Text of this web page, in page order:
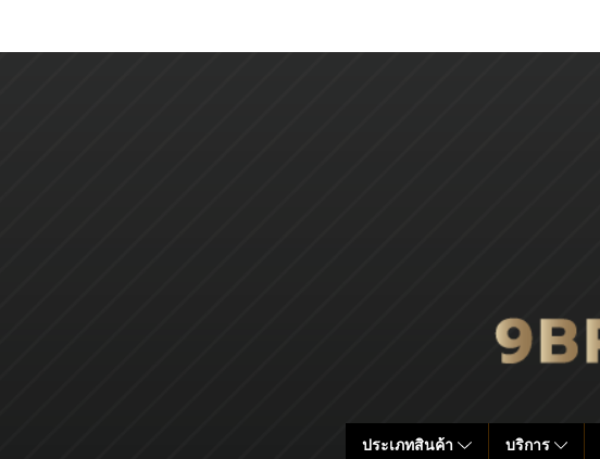
ประเภทสินค้า บริการ